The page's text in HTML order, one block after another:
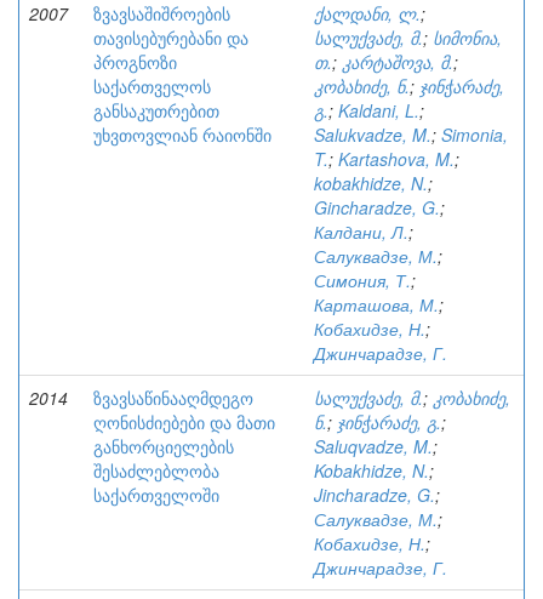
2007
ზვავსაშიშროების
თავისებურებანი და
პროგნოზი
საქართველოს
განსაკუთრებით
უხვთოვლიან რაიონში
ქალდანი, ლ.;
სალუქვაძე, მ.; სიმონია,
თ.; კარტაშოვა, მ.;
კობახიძე, ნ.; ჯინჭარაძე,
გ.; Kaldani, L.;
Salukvadze, M.; Simonia,
T.; Kartashova, M.;
kobakhidze, N.;
Gincharadze, G.;
Калдани, Л.;
Салуквадзе, М.;
Симония, Т.;
Карташова, М.;
Кобахидзе, Н.;
Джинчарадзе, Г.
2014
ზვავსაწინააღმდეგო
ღონისძიებები და მათი
განხორციელების
შესაძლებლობა
საქართველოში
სალუქვაძე, მ.; კობახიძე,
ნ.; ჯინჭარაძე, გ.;
Saluqvadze, M.;
Kobakhidze, N.;
Jincharadze, G.;
Салуквадзе, М.;
Кобахидзе, Н.;
Джинчарадзе, Г.